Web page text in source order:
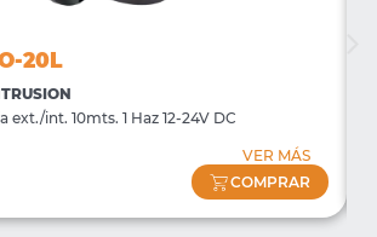
20L
ext./int. 10mts. 1 Haz 12-24V DC
VER MÁS
COMPRAR